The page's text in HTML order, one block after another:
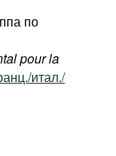
по
pour la
итал./